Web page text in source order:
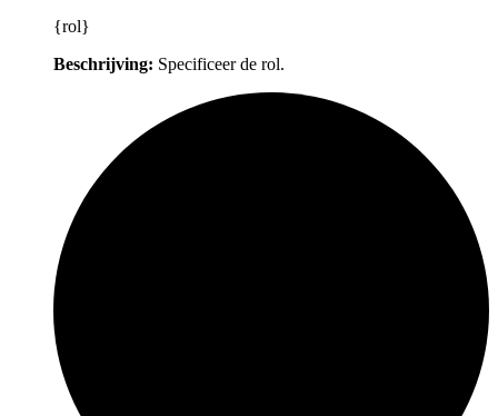
{rol}
Beschrijving: Specificeer de rol.